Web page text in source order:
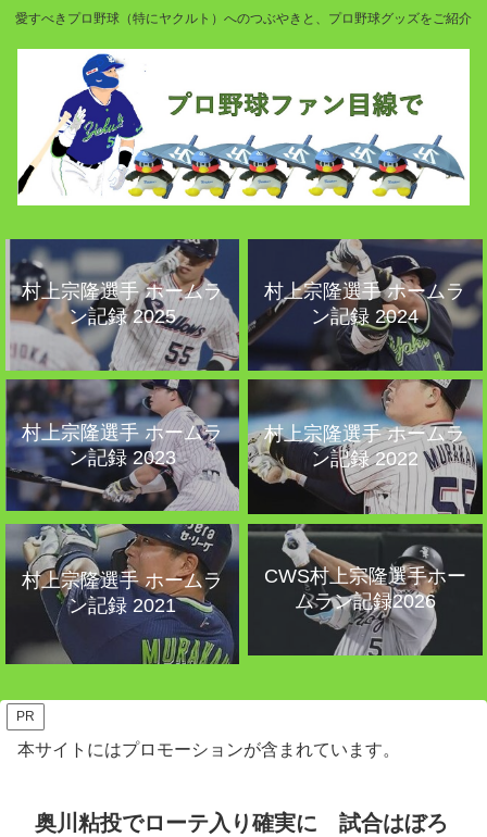
愛すべきプロ野球（特にヤクルト）へのつぶやきと、プロ野球グッズをご紹介
村上宗隆選手 ホームラ
ン記録 2025
村上宗隆選手 ホームラ
ン記録 2024
村上宗隆選手 ホームラ
ン記録 2023
村上宗隆選手 ホームラ
ン記録 2022
村上宗隆選手 ホームラ
ン記録 2021
CWS村上宗隆選手ホー
ムラン記録2026
PR
本サイトにはプロモーションが含まれています。
奥川粘投でローテ入り確実に 試合はぼろ